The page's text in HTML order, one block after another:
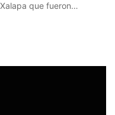
que fueron…